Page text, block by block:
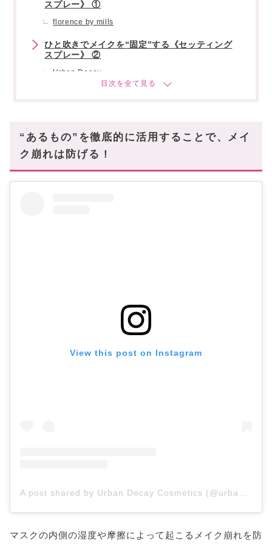
スプレー》 ①
florence by mills
ひと吹きでメイクを“固定”する《セッティング
スプレー》 ②
Urban Decay
ひと吹きでメイクを“固定”する《セッティング
スプレー》 ④
Charlotte Tilbury
“あるもの”を徹底的に活用することで、メイ
ク崩れは防げる !
View this post on Instagram
マスクの内側の湿度や摩擦によって起こるメイク崩れを防